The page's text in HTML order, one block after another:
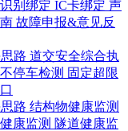
别绑定 IC卡绑定 声
故障申报&意见反
路 道交安全综合执
停车检测 固定超限
路 结构物健康监测
康监测 隧道健康监